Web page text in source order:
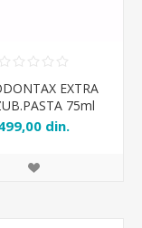
EXTRA
75ml
din.